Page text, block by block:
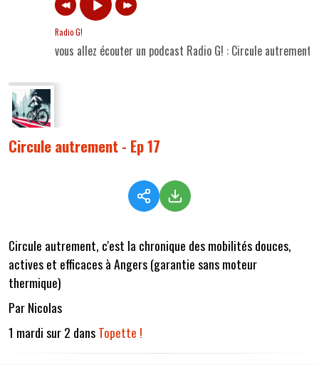
Radio G!
vous allez écouter un podcast Radio G! : Circule autrement -
Circule autrement - Ep 17
Circule autrement, c'est la chronique des mobilités douces,
actives et efficaces à Angers (garantie sans moteur
thermique)
Par Nicolas
1 mardi sur 2 dansTopette !